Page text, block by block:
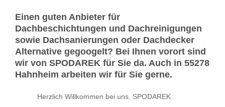
Einen guten Anbieter für
Dachbeschichtungen und Dachreinigungen
sowie Dachsanierungen oder Dachdecker
Alternative gegoogelt? Bei Ihnen vorort sind
wir von SPODAREK für Sie da. Auch in 55278
Hahnheim arbeiten wir für Sie gerne.
Herzlich Willkommen bei uns. SPODAREK